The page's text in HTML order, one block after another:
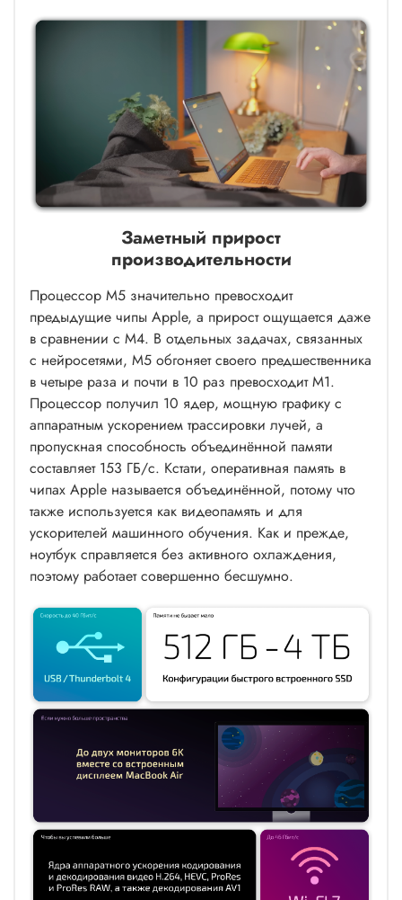
Заметный прирост
производительности
Процессор M5 значительно превосходит
предыдущие чипы Apple, а прирост ощущается даже
в сравнении с M4. В отдельных задачах, связанных
с нейросетями, M5 обгоняет своего предшественника
в четыре раза и почти в 10 раз превосходит M1.
Процессор получил 10 ядер, мощную графику с
аппаратным ускорением трассировки лучей, а
пропускная способность объединённой памяти
составляет 153 ГБ/с. Кстати, оперативная память в
чипах Apple называется объединённой, потому что
также используется как видеопамять и для
ускорителей машинного обучения. Как и прежде,
ноутбук справляется без активного охлаждения,
поэтому работает совершенно бесшумно.